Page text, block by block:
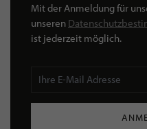
Mit der Anmeldung für
unseren
ist jederzeit möglich.